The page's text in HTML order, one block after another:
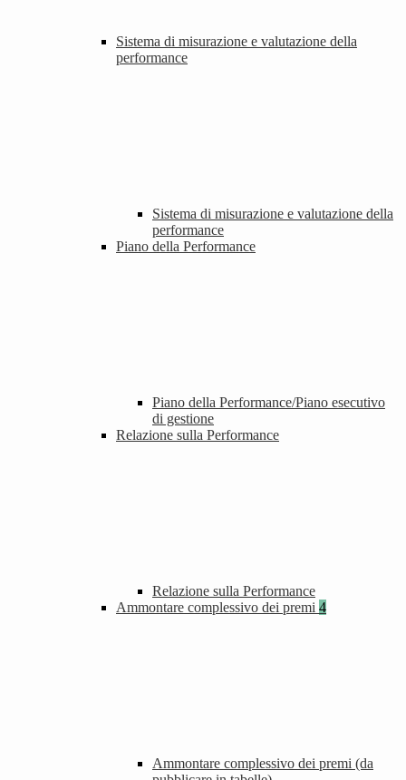
Sistema di misurazione e valutazione della
performance
Sistema di misurazione e valutazione della
performance
Piano della Performance
Piano della Performance/Piano esecutivo
di gestione
Relazione sulla Performance
Relazione sulla Performance
Ammontare complessivo dei premi 4
Ammontare complessivo dei premi (da